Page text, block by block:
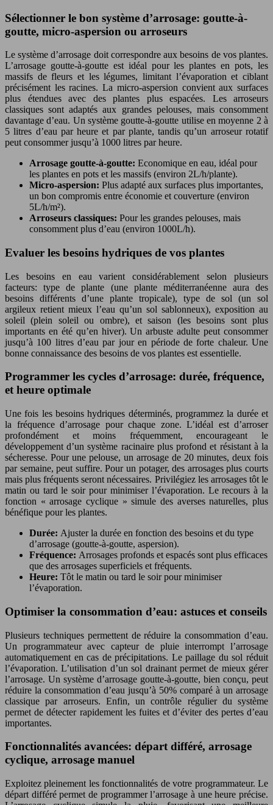
Sélectionner le bon système d’arrosage: goutte-à-
goutte, micro-aspersion ou arroseurs
Le système d’arrosage doit correspondre aux besoins de vos plantes.
L’arrosage goutte-à-goutte est idéal pour les plantes en pots, les
massifs de fleurs et les légumes, limitant l’évaporation et ciblant
précisément les racines. La micro-aspersion convient aux surfaces
plus étendues avec des plantes plus espacées. Les arroseurs
classiques sont adaptés aux grandes pelouses, mais consomment
davantage d’eau. Un système goutte-à-goutte utilise en moyenne 2 à
5 litres d’eau par heure et par plante, tandis qu’un arroseur rotatif
peut consommer jusqu’à 1000 litres par heure.
Arrosage goutte-à-goutte: Economique en eau, idéal pour
les plantes en pots et les massifs (environ 2L/h/plante).
Micro-aspersion: Plus adapté aux surfaces plus importantes,
un bon compromis entre économie et couverture (environ
5L/h/m²).
Arroseurs classiques: Pour les grandes pelouses, mais
consomment plus d’eau (environ 1000L/h).
Evaluer les besoins hydriques de vos plantes
Les besoins en eau varient considérablement selon plusieurs
facteurs: type de plante (une plante méditerranéenne aura des
besoins différents d’une plante tropicale), type de sol (un sol
argileux retient mieux l’eau qu’un sol sablonneux), exposition au
soleil (plein soleil ou ombre), et saison (les besoins sont plus
importants en été qu’en hiver). Un arbuste adulte peut consommer
jusqu’à 100 litres d’eau par jour en période de forte chaleur. Une
bonne connaissance des besoins de vos plantes est essentielle.
Programmer les cycles d’arrosage: durée, fréquence,
et heure optimale
Une fois les besoins hydriques déterminés, programmez la durée et
la fréquence d’arrosage pour chaque zone. L’idéal est d’arroser
profondément et moins fréquemment, encourageant le
développement d’un système racinaire plus profond et résistant à la
sécheresse. Pour une pelouse, un arrosage de 20 minutes, deux fois
par semaine, peut suffire. Pour un potager, des arrosages plus courts
mais plus fréquents seront nécessaires. Privilégiez les arrosages tôt le
matin ou tard le soir pour minimiser l’évaporation. Le recours à la
fonction « arrosage cyclique » simule des averses naturelles, plus
bénéfique pour les plantes.
Durée: Ajuster la durée en fonction des besoins et du type
d’arrosage (goutte-à-goutte, aspersion).
Fréquence: Arrosages profonds et espacés sont plus efficaces
que des arrosages superficiels et fréquents.
Heure: Tôt le matin ou tard le soir pour minimiser
l’évaporation.
Optimiser la consommation d’eau: astuces et conseils
Plusieurs techniques permettent de réduire la consommation d’eau.
Un programmateur avec capteur de pluie interrompt l’arrosage
automatiquement en cas de précipitations. Le paillage du sol réduit
l’évaporation. L’utilisation d’un sol drainant permet de mieux gérer
l’arrosage. Un système d’arrosage goutte-à-goutte, bien conçu, peut
réduire la consommation d’eau jusqu’à 50% comparé à un arrosage
classique par arroseurs. Enfin, un contrôle régulier du système
permet de détecter rapidement les fuites et d’éviter des pertes d’eau
importantes.
Fonctionnalités avancées: départ différé, arrosage
cyclique, arrosage manuel
Exploitez pleinement les fonctionnalités de votre programmateur. Le
départ différé permet de programmer l’arrosage à une heure précise.